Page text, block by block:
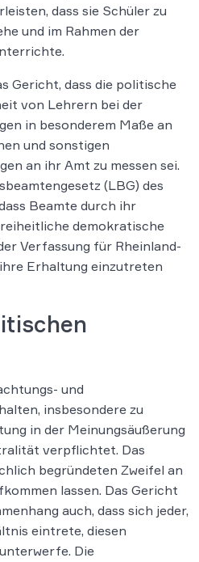
dass sie Schüler zu
und im Rahmen der
Gericht, dass die politische
von Lehrern bei der
in besonderem Maße an
und sonstigen
an ihr Amt zu messen sei.
(LBG) des
Beamte durch ihr
demokratische
Verfassung für Rheinland-
Erhaltung einzutreten
und
insbesondere zu
in der Meinungsäußerung
verpflichtet. Das
begründeten Zweifel an
lassen. Das Gericht
auch, dass sich jeder,
eintrete, diesen
Die